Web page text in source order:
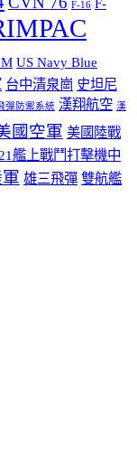
F-16 F-
US Navy Blue
台中清泉崗 史坦尼
彈防禦系統 漢翔航空 漢
國空軍 美國陸戰
艦上戰鬥打擊機中
軍 雄三飛彈 雙航艦